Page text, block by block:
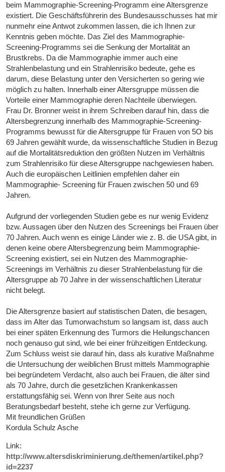
beim Mammographie-Screening-Programm eine Altersgrenze
existiert. Die Geschäftsführerin des Bundesausschusses hat mir
nunmehr eine Antwot zukommen lassen, die ich Ihnen zur
Kenntnis geben möchte. Das Ziel des Mammographie-
Screening-Programms sei die Senkung der Mortalität an
Brustkrebs. Da die Mammographie immer auch eine
Strahlenbelastung und ein Strahlenrisiko bedeute, gehe es
darum, diese Belastung unter den Versicherten so gering wie
möglich zu halten. Innerhalb einer Altersgruppe müssen die
Vorteile einer Mammographie deren Nachteile überwiegen.
Frau Dr. Bronner weist in ihrem Schreiben darauf hin, dass die
Altersbegrenzung innerhalb des Mammographie-Screening-
Programms bewusst für die Altersgruppe für Frauen von 5O bis
69 Jahren gewählt wurde, da wissenschaftliche Studien in Bezug
auf die Mortalitätsreduktion den größten Nutzen im Verhältnis
zum Strahlenrisiko für diese Altersgruppe nachgewiesen haben.
Auch die europäischen Leitlinien empfehlen daher ein
Mammographie- Screening für Frauen zwischen 50 und 69
Jahren.
Aufgrund der vorliegenden Studien gebe es nur wenig Evidenz
bzw. Aussagen über den Nutzen des Screenings bei Frauen über
70 Jahren. Auch wenn es einige Länder wie z. B. die USA gibt, in
denen keine obere Altersbegrenzung beim Mammographie-
Screening existiert, sei ein Nutzen des Mammographie-
Screenings im Verhältnis zu dieser Strahlenbelastung für die
Altersgruppe ab 70 Jahre in der wissenschaftlichen Literatur
nicht belegt.
Die Altersgrenze basiert auf statistischen Daten, die besagen,
dass im Alter das Tumorwachstum so langsam ist, dass auch
bei einer späten Erkennung des Turmors die Heilungschancen
noch genauso gut sind, wle bei einer frühzeitigen Entdeckung.
Zum Schluss weist sie darauf hin, dass als kurative Maßnahme
die Untersuchung der weiblichen Brust mittels Mammographie
bei begründetem Verdacht, also auch bei Frauen, die älter sind
als 70 Jahre, durch die gesetzlichen Krankenkassen
erstattungsfähig sei. Wenn von lhrer Seite aus noch
Beratungsbedarf besteht, stehe ich gerne zur Verfügung.
Mit freundlichen Grüßen
Kordula Schulz Asche
Link:
http://www.altersdiskriminierung.de/themen/artikel.php?
id=2237